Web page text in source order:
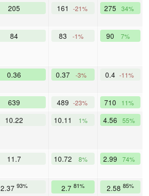
205 161 -21% 275 34%
84 83 -1% 90 7%
0.36 0.37 -3% 0.4 -11%
639 489 -23% 710 11%
10.22 10.11 1% 4.56 55%
11.7 10.72 8% 2.99 74%
2.37 93% 2.7 81% 2.58 85%